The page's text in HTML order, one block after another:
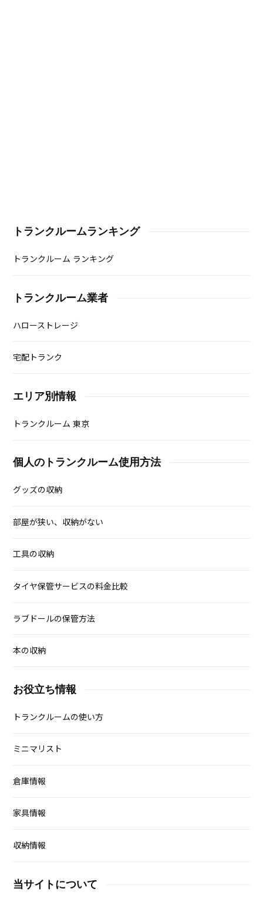
トランクルームランキング
トランクルーム ランキング
トランクルーム業者
ハローストレージ
宅配トランク
エリア別情報
トランクルーム 東京
個人のトランクルーム使用方法
グッズの収納
部屋が狭い、収納がない
工具の収納
タイヤ保管サービスの料金比較
ラブドールの保管方法
本の収納
お役立ち情報
トランクルームの使い方
ミニマリスト
倉庫情報
家具情報
収納情報
当サイトについて